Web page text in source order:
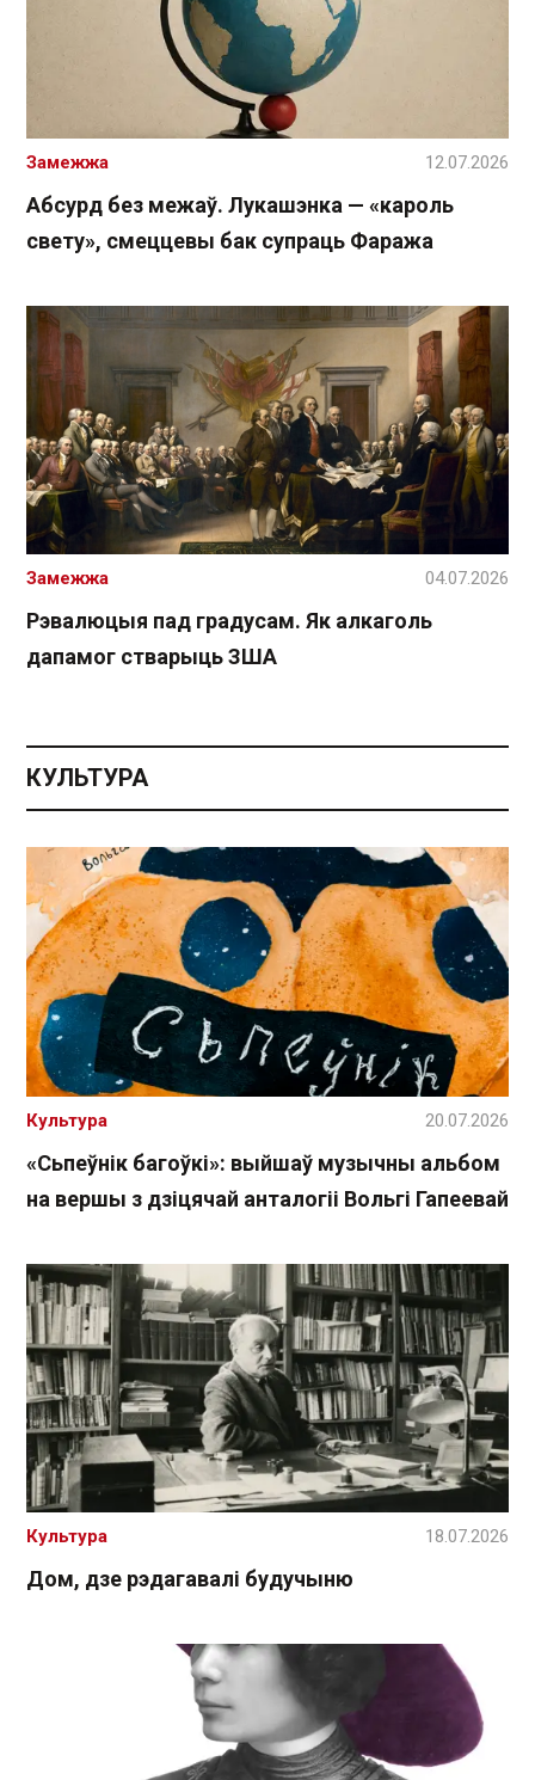
Абсурд без межаў. Лукашэнка — «кароль
свету», смеццевы бак супраць Фаража
Замежжа 12.07.2026
Рэвалюцыя пад градусам. Як алкаголь
дапамог стварыць ЗША
Замежжа 04.07.2026
КУЛЬТУРА
«Сьпеўнік багоўкі»: выйшаў музычны альбом
на вершы з дзіцячай анталогіі Вольгі Гапеевай
Культура 20.07.2026
Дом, дзе рэдагавалі будучыню
Культура 18.07.2026